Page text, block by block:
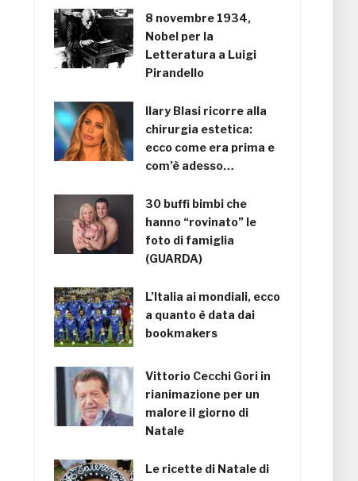
8 novembre 1934,
Nobel per la
Letteratura a Luigi
Pirandello
Ilary Blasi ricorre alla
chirurgia estetica:
ecco come era prima e
com’è adesso…
30 buffi bimbi che
hanno “rovinato” le
foto di famiglia
(GUARDA)
L’Italia ai mondiali, ecco
a quanto è data dai
bookmakers
Vittorio Cecchi Gori in
rianimazione per un
malore il giorno di
Natale
Le ricette di Natale di